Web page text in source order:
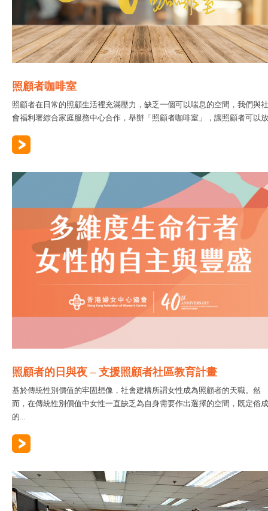
照顧者咖啡室
照顧者在日常的照顧生活裡充滿壓力，缺乏一個可以喘息的空間，我們與社
會福利署綜合家庭服務中心合作，舉辦「照顧者咖啡室」，讓照顧者可以
照顧者的日與夜 – 支援照顧者社區教育計畫
基於傳統性別價值的牢固想像，社會建構所謂女性成為照顧者的天職。然
而，在傳統性別價值中女性一直缺乏為自身需要作出選擇的空間，既定俗成
的...